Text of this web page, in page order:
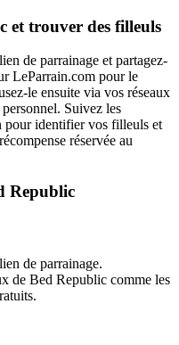
et trouver des filleuls
de parrainage et partagez-
LeParrain.com pour le
le ensuite via vos réseaux
Suivez les
pour identifier vos filleuls et
réservée au
Republic
de parrainage.
de Bed Republic comme les